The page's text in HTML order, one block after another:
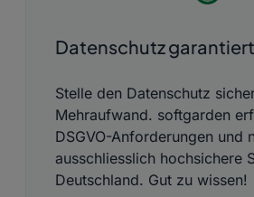
Datenschutz garantiert
Stelle den Datenschutz
Mehraufwand. softgarden
DSGVO-Anforderungen und
ausschliesslich hochsichere
Deutschland. Gut zu wissen!